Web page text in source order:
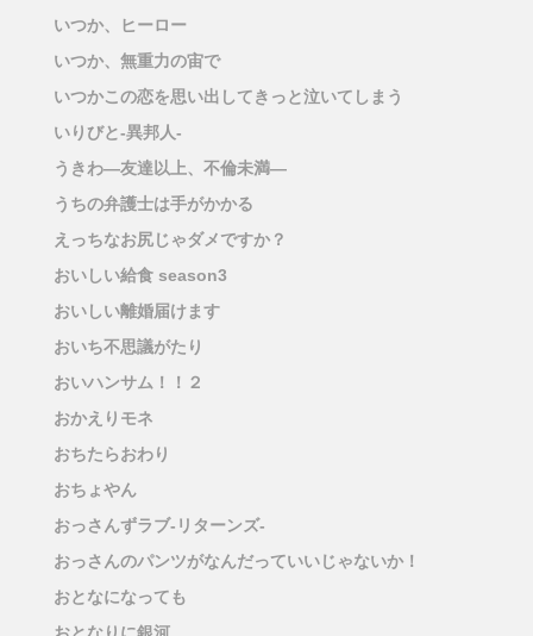
いつか、ヒーロー
いつか、無重力の宙で
いつかこの恋を思い出してきっと泣いてしまう
いりびと-異邦人-
うきわ―友達以上、不倫未満―
うちの弁護士は手がかかる
えっちなお尻じゃダメですか？
おいしい給食 season3
おいしい離婚届けます
おいち不思議がたり
おいハンサム！！２
おかえりモネ
おちたらおわり
おちょやん
おっさんずラブ-リターンズ-
おっさんのパンツがなんだっていいじゃないか！
おとなになっても
おとなりに銀河